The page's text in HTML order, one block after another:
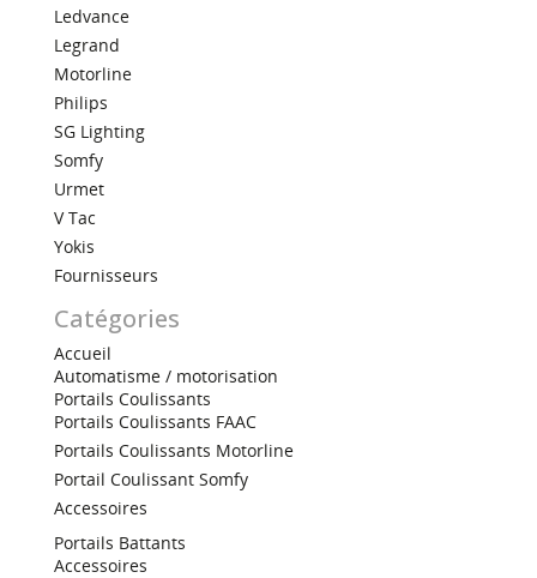
Ledvance
Legrand
Motorline
Philips
SG Lighting
Somfy
Urmet
V Tac
Yokis
Fournisseurs
Catégories
Accueil
Automatisme / motorisation
Portails Coulissants
Portails Coulissants FAAC
Portails Coulissants Motorline
Portail Coulissant Somfy
Accessoires
Portails Battants
Accessoires